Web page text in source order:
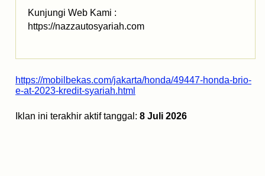
Kunjungi Web Kami :
https://nazzautosyariah.com
https://mobilbekas.com/jakarta/honda/49447-honda-brio-
e-at-2023-kredit-syariah.html
Iklan ini terakhir aktif tanggal: 8 Juli 2026